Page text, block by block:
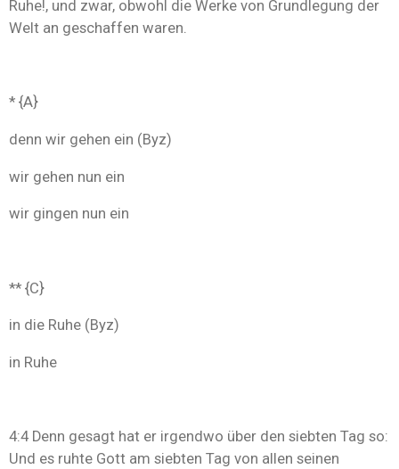
Ruhe!, und zwar, obwohl die Werke von Grundlegung der
Welt an geschaffen waren.
* {A}
denn wir gehen ein (Byz)
wir gehen nun ein
wir gingen nun ein
** {C}
in die Ruhe (Byz)
in Ruhe
4:4 Denn gesagt hat er irgendwo über den siebten Tag so:
Und es ruhte Gott am siebten Tag von allen seinen